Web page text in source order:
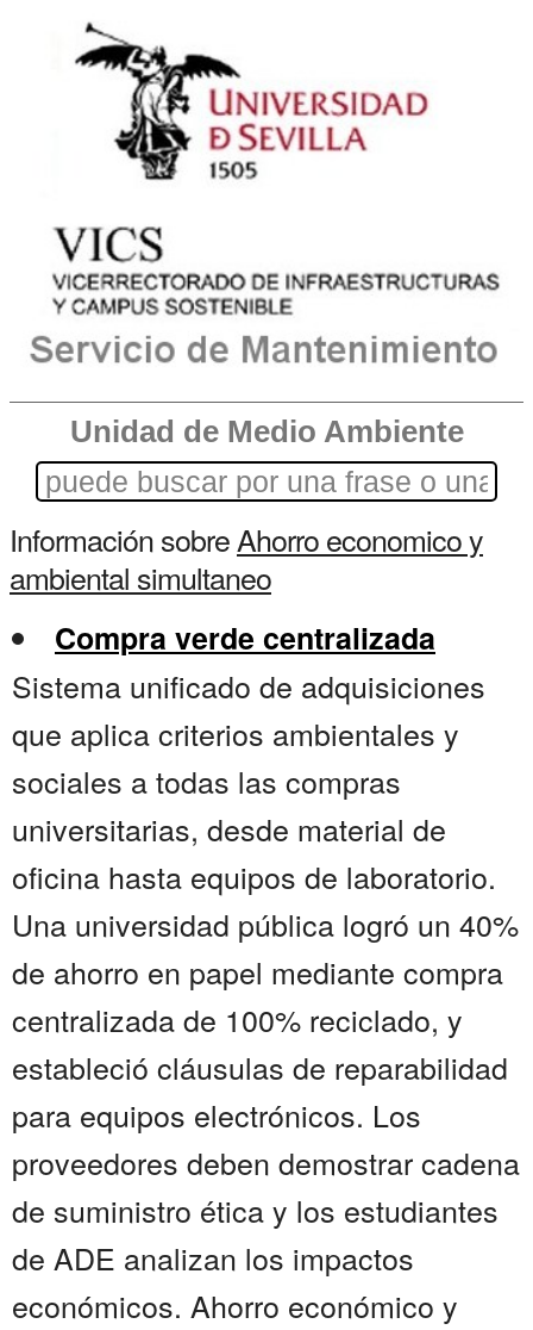
Unidad de Medio Ambiente
Información sobreAhorro economico y
ambiental simultaneo
Compra verde centralizada
Sistema unificado de adquisiciones
que aplica criterios ambientales y
sociales a todas las compras
universitarias, desde material de
oficina hasta equipos de laboratorio.
Una universidad pública logró un 40%
de ahorro en papel mediante compra
centralizada de 100% reciclado, y
estableció cláusulas de reparabilidad
para equipos electrónicos. Los
proveedores deben demostrar cadena
de suministro ética y los estudiantes
de ADE analizan los impactos
económicos. Ahorro económico y